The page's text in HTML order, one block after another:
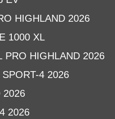
HIGHLAND 2026
1000 XL
PRO HIGHLAND 2026
4 2026
2026
2026